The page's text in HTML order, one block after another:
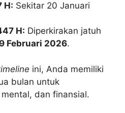
H: Sekitar 20 Januari
H: Diperkirakan jatuh
Februari 2026.
ini, Anda memiliki
bulan untuk
dan finansial.